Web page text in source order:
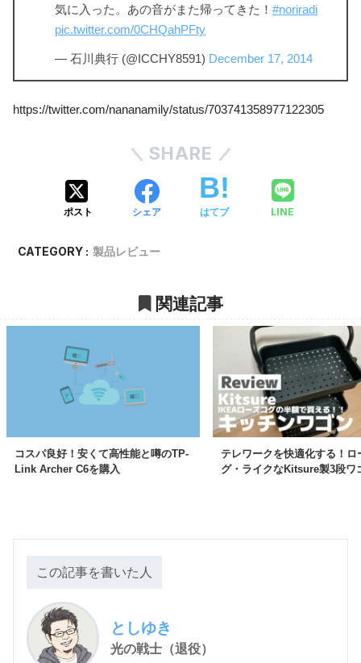
気に入った。あの音がまた帰ってきた！ #noriradi
pic.twitter.com/0CHQahPFty
— 石川典行 (@ICCHY8591) December 17, 2014
https://twitter.com/nananamily/status/703741358977122305
SHARE
ポスト シェア はてブ LINE
CATEGORY : 製品レビュー
関連記事
コスパ良好！安くて高性能と噂のTP-
Link Archer C6を購入
テレワークを快適化する！ロ
グ・ライクなKitsure製3段ワ
この記事を書いた人
としゆき
光の戦士（退役）